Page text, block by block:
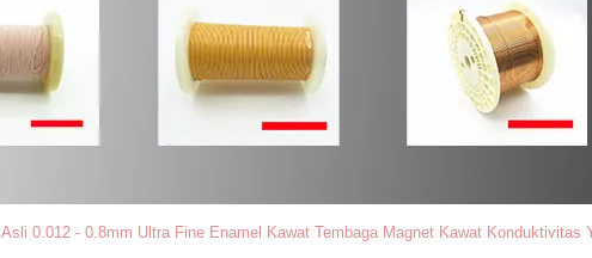
Asli 0.012 - 0.8mm Ultra Fine Enamel Kawat Tembaga Magnet Kawat Konduktivitas